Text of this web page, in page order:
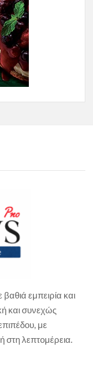
εμπειρία και
και συνεχώς
με
στη λεπτομέρεια.